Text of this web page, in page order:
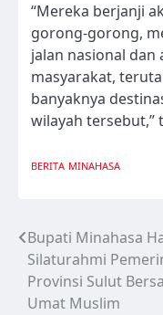
“Mereka berjanji
gorong-gorong,
jalan nasional dan
masyarakat,
banyaknya
wilayah tersebut,”
BERITA MINAHASA
Navigasi
pos
Bupati Minahasa
Silaturahmi
Provinsi Sulut
Umat Muslim